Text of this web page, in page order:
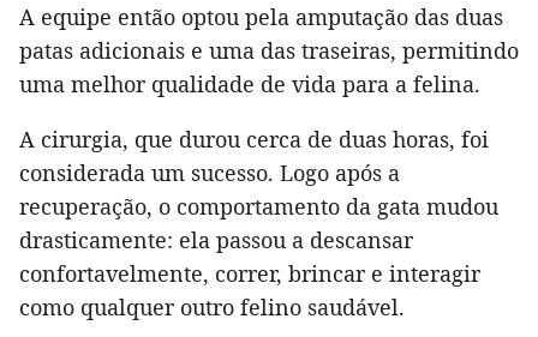
A equipe então optou pela amputação das duas
patas adicionais e uma das traseiras, permitindo
uma melhor qualidade de vida para a felina.
A cirurgia, que durou cerca de duas horas, foi
considerada um sucesso. Logo após a
recuperação, o comportamento da gata mudou
drasticamente: ela passou a descansar
confortavelmente, correr, brincar e interagir
como qualquer outro felino saudável.